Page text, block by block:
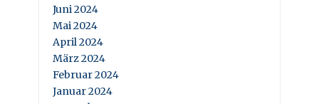
Juni 2024
Mai 2024
April 2024
März 2024
Februar 2024
Januar 2024